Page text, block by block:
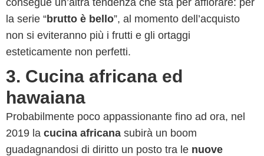
consegue un’altra tendenza che sta per affiorare: per
la serie “brutto è bello”, al momento dell’acquisto
non si eviteranno più i frutti e gli ortaggi
esteticamente non perfetti.
3. Cucina africana ed
hawaiana
Probabilmente poco appassionante fino ad ora, nel
2019 la cucina africana subirà un boom
guadagnandosi di diritto un posto tra le nuove